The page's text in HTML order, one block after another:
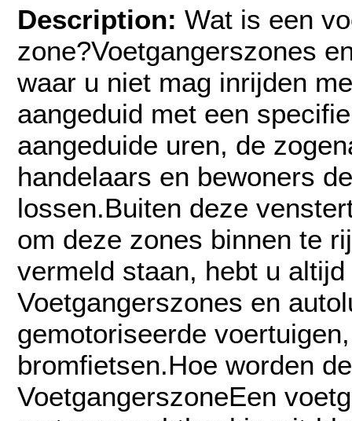
Description: Wat is een
zone?Voetgangerszones
waar u niet mag inrijden
aangeduid met een
aangeduide uren, de
handelaars en bewoners
lossen.Buiten deze
om deze zones binnen te
vermeld staan, hebt u
Voetgangerszones en
gemotoriseerde
bromfietsen.Hoe worden
VoetgangerszoneEen